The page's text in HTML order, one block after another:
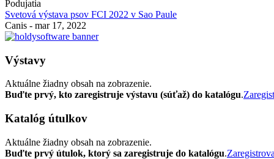
Podujatia
Svetová výstava psov FCI 2022 v Sao Paule
Canis - mar 17, 2022
Výstavy
Aktuálne žiadny obsah na zobrazenie.
Buďte prvý, kto zaregistruje výstavu (súťaž) do katalógu.
Katalóg útulkov
Aktuálne žiadny obsah na zobrazenie.
Buďte prvý útulok, ktorý sa zaregistruje do katalógu.